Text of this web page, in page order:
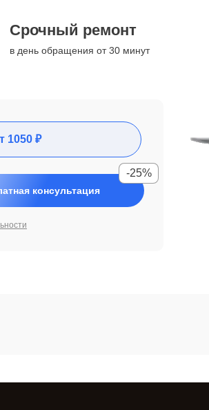
Срочный ремонт
в день обращения от 30 минут
1050 ₽
консультация
-25%